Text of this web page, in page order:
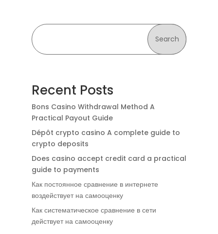
Search
Recent Posts
Bons Casino Withdrawal Method A
Practical Payout Guide
Dépôt crypto casino A complete guide to
crypto deposits
Does casino accept credit card a practical
guide to payments
Как постоянное сравнение в интернете
воздействует на самооценку
Как систематическое сравнение в сети
действует на самооценку